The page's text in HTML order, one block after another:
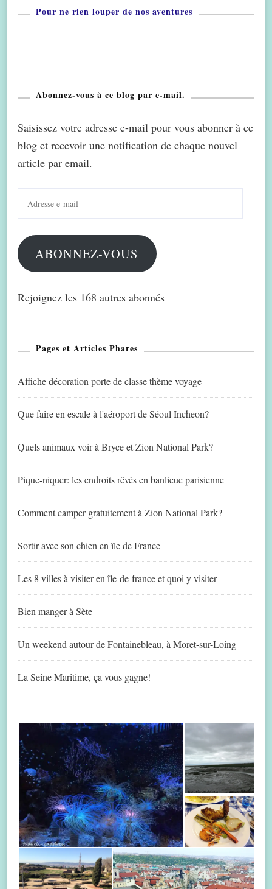
Pour ne rien louper de nos aventures
Abonnez-vous à ce blog par e-mail.
Saisissez votre adresse e-mail pour vous abonner à ce
blog et recevoir une notification de chaque nouvel
article par email.
mail
ABONNEZ-VOUS
Rejoignez les 168 autres abonnés
Pages et Articles Phares
Affiche décoration porte de classe thème voyage
Que faire en escale à l'aéroport de Séoul Incheon?
Quels animaux voir à Bryce et Zion National Park?
Pique-niquer: les endroits rêvés en banlieue parisienne
Comment camper gratuitement à Zion National Park?
Sortir avec son chien en île de France
Les 8 villes à visiter en île-de-france et quoi y visiter
Bien manger à Sète
Un weekend autour de Fontainebleau, à Moret-sur-Loing
La Seine Maritime, ça vous gagne!